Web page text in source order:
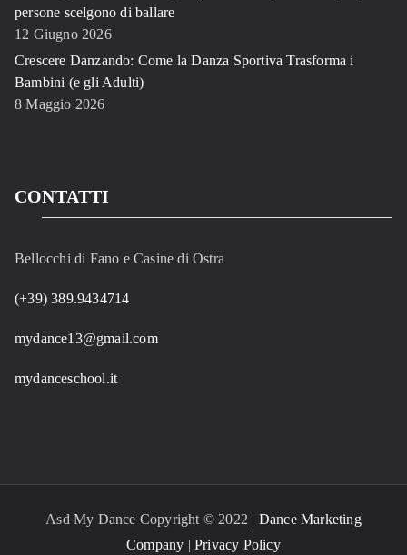
persone scelgono di ballare
12 Giugno 2026
Crescere Danzando: Come la Danza Sportiva Trasforma i
Bambini (e gli Adulti)
8 Maggio 2026
CONTATTI
Bellocchi di Fano e Casine di Ostra
(+39) 389.9434714
mydance13@gmail.com
mydanceschool.it
Asd My Dance Copyright © 2022 | Dance Marketing
Company |Privacy Policy